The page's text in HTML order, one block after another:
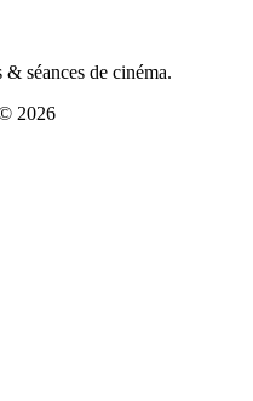
séances de cinéma.
2026